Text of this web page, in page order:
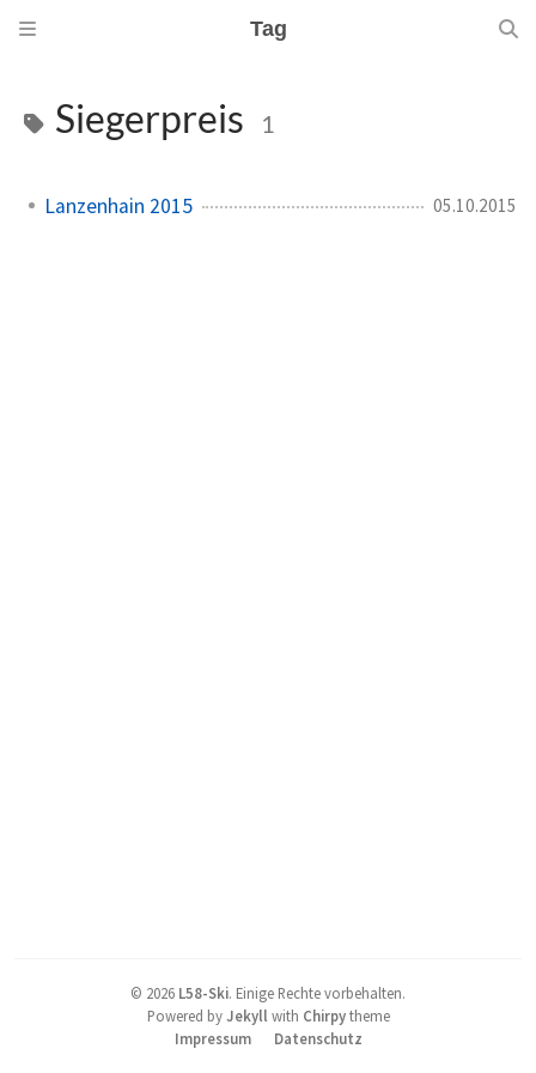
Tag
Siegerpreis 1
Lanzenhain 2015 05.10.2015
© 2026 L58-Ski. Einige Rechte vorbehalten.
Powered byJekyll with Chirpytheme
Impressum
Datenschutz